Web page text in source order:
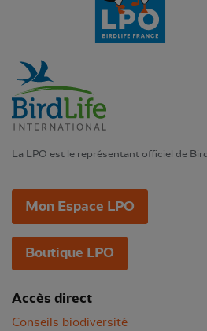
La LPO est le représentant officiel de
Mon Espace LPO
Boutique LPO
Accès direct
Conseils biodiversité